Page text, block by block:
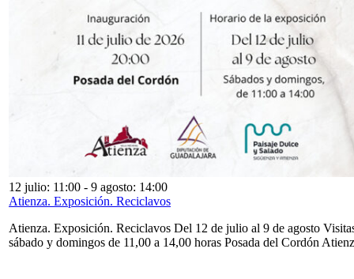
12 julio: 11:00 - 9 agosto: 14:00
Atienza. Exposición. Reciclavos
Atienza. Exposición. Reciclavos Del 12 de julio al 9 de agosto
sábado y domingos de 11,00 a 14,00 horas Posada del Cordón